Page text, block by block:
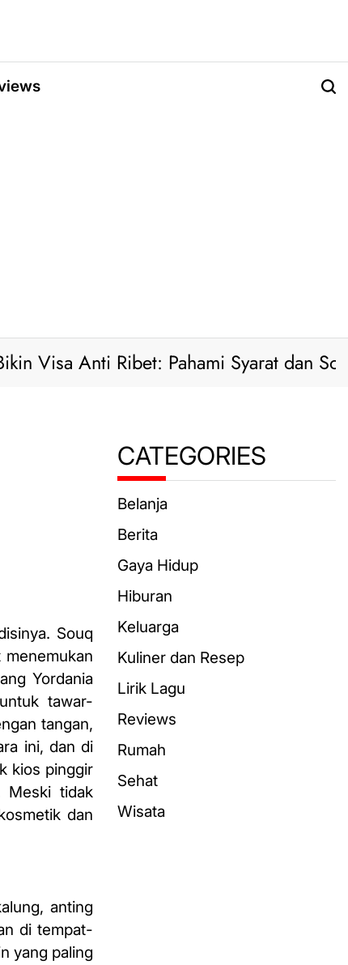
Anti Ribet: Pahami Syarat dan Solusi
Souq
Yordania
tawar-
tangan,
ini, dan di
kios pinggir
Meski tidak
dan
anting
di tempat-
yang paling
CATEGORIES
Belanja
Berita
Gaya Hidup
Hiburan
Keluarga
Kuliner dan Resep
Lirik Lagu
Reviews
Rumah
Sehat
Wisata